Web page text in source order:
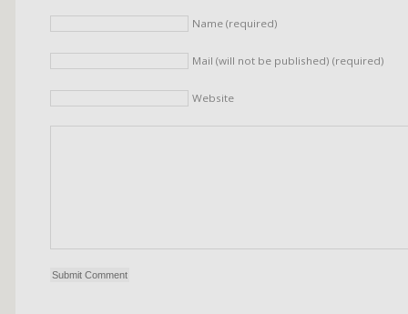
Name (required)
Mail (will not be published) (required)
Website